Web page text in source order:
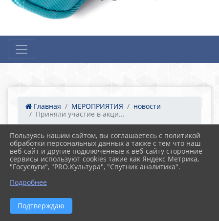
Главная МЕРОПРИЯТИЯ
новости
Приняли участие в акци...
05.12.2024 16:24 19
Приняли участие в акции «В новый день с
новым добрым делом».
Пользуясь нашим сайтом, вы соглашаетесь с политикой
обработки персональных данных а также с тем что наш
веб-сайт и другие подключенные к веб-сайту сторонние
сервисы используют cookies такие как Яндекс Метрика,
"Госуслуги", "PRO.Культура", "Спутник аналитика".
Подробнее
Подтверждаю